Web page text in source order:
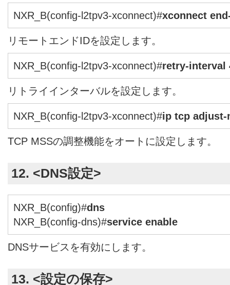
NXR_B(config-l2tpv3-xconnect)#xconnect
リモートエンドIDを設定します。
NXR_B(config-l2tpv3-xconnect)#retry-interval
リトライインターバルを設定します。
NXR_B(config-l2tpv3-xconnect)#ip tcp adjust-
TCP MSSの調整機能をオートに設定します。
12. <DNS設定>
NXR_B(config)#dns
NXR_B(config-dns)#service enable
DNSサービスを有効にします。
13. <設定の保存>